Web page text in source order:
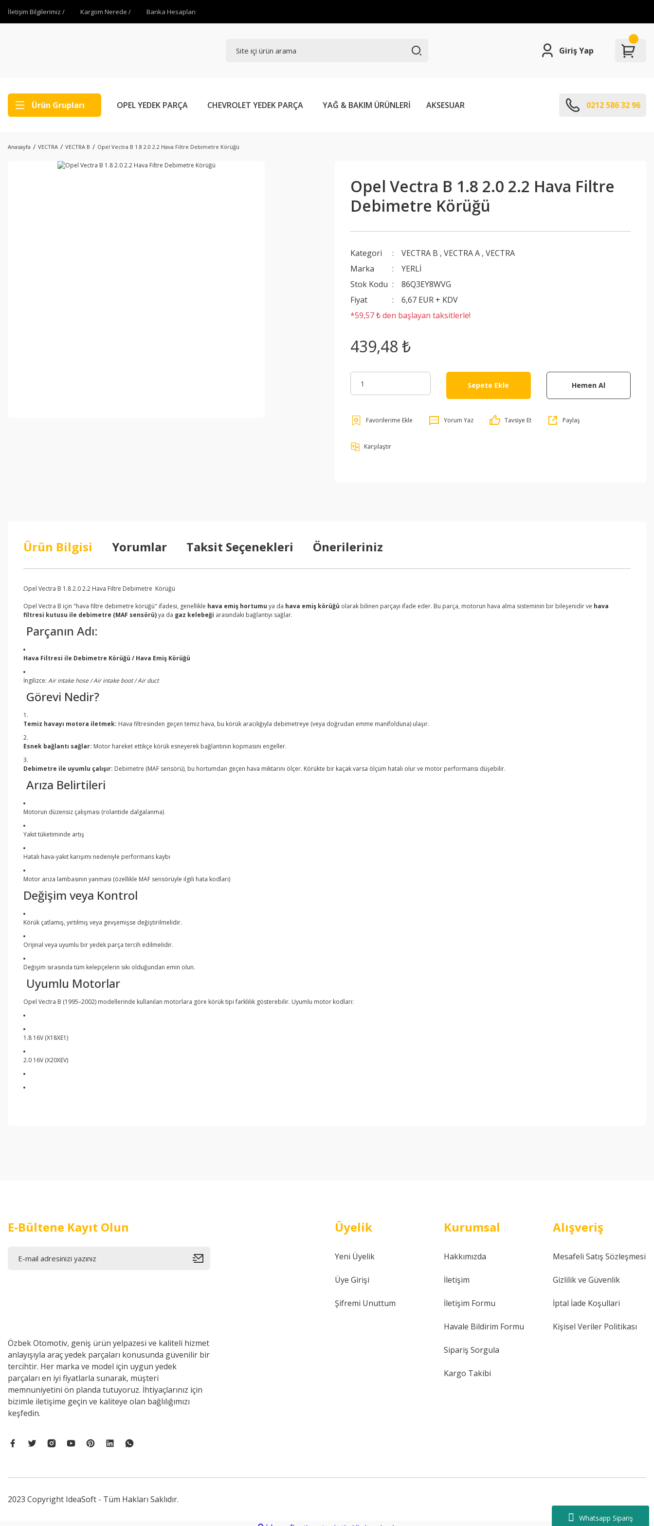
Whatsapp Sipariş
İletişim Bilgilerimiz / Kargom Nerede / Banka Hesapları
Giriş Yap
Ürün Grupları OPEL YEDEK PARÇA CHEVROLET YEDEK PARÇA YAĞ & BAKIM ÜRÜNLERİ AKSESUAR 0212 586 32 96
Anasayfa VECTRA VECTRA B Opel Vectra B 1.8 2.0 2.2 Hava Filtre Debimetre Körüğü
Opel Vectra B 1.8 2.0 2.2 Hava Filtre
Debimetre Körüğü
Kategori VECTRA B ,VECTRA A ,VECTRA
Marka
YERLİ
Stok Kodu
86Q3EY8WVG
Fiyat
6,67 EUR + KDV
*59,57 ₺ den başlayan taksitlerle!
439,48 ₺
Sepete Ekle Hemen Al
Yorum Yaz Tavsiye Et Paylaş
Karşılaştır
Ürün Bilgisi Yorumlar Taksit Seçenekleri Önerileriniz
Opel Vectra B 1.8 2.0 2.2 Hava Filtre Debimetre Körüğü
Opel Vectra B için "hava filtre debimetre körüğü" ifadesi, genellikle hava emiş hortumu ya da hava emiş körüğü olarak bilinen parçayı ifade eder. Bu parça, motorun hava alma sisteminin bir bileşenidir ve hava
filtresi kutusu ile debimetre (MAF sensörü)ya da gaz kelebeği arasındaki bağlantıyı sağlar.
Parçanın Adı:
Hava Filtresi ile Debimetre Körüğü / Hava Emiş Körüğü
İngilizce: Air intake hose / Air intake boot / Air duct
Görevi Nedir?
Temiz havayı motora iletmek: Hava filtresinden geçen temiz hava, bu körük aracılığıyla debimetreye (veya doğrudan emme manifolduna) ulaşır.
Esnek bağlantı sağlar: Motor hareket ettikçe körük esneyerek bağlantının kopmasını engeller.
Debimetre ile uyumlu çalışır: Debimetre (MAF sensörü), bu hortumdan geçen hava miktarını ölçer. Körükte bir kaçak varsa ölçüm hatalı olur ve motor performansı düşebilir.
Arıza Belirtileri
Motorun düzensiz çalışması (rolantide dalgalanma)
Yakıt tüketiminde artış
Hatalı hava-yakıt karışımı nedeniyle performans kaybı
Motor arıza lambasının yanması (özellikle MAF sensörüyle ilgili hata kodları)
Değişim veya Kontrol
Körük çatlamış, yırtılmış veya gevşemişse değiştirilmelidir.
Orijinal veya uyumlu bir yedek parça tercih edilmelidir.
Değişim sırasında tüm kelepçelerin sıkı olduğundan emin olun.
Uyumlu Motorlar
Opel Vectra B (1995–2002) modellerinde kullanılan motorlara göre körük tipi farklılık gösterebilir. Uyumlu motor kodları:
1.8 16V (X18XE1)
2.0 16V (X20XEV)
E-Bültene Kayıt Olun
Özbek Otomotiv, geniş ürün yelpazesi ve kaliteli hizmet
anlayışıyla araç yedek parçaları konusunda güvenilir bir
tercihtir. Her marka ve model için uygun yedek
parçaları en iyi fiyatlarla sunarak, müşteri
memnuniyetini ön planda tutuyoruz. İhtiyaçlarınız için
bizimle iletişime geçin ve kaliteye olan bağlılığımızı
keşfedin.
Üyelik
Yeni Üyelik
Üye Girişi
Şifremi Unuttum
Kurumsal
Hakkımızda
İletişim
İletişim Formu
Havale Bildirim Formu
Sipariş Sorgula
Kargo Takibi
Alışveriş
Mesafeli Satış Sözleşmesi
Gizlilik ve Güvenlik
İptal İade Koşullari
Kişisel Veriler Politikası
2023 Copyright IdeaSoft - Tüm Hakları Saklıdır.